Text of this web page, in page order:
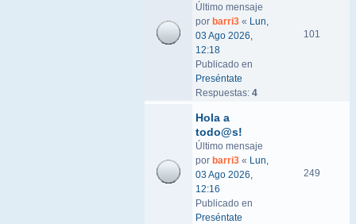
Último mensaje
por barri3 « Lun,
03 Ago 2026,
12:18
Publicado en
Preséntate
Respuestas: 4
101
Hola a
todo@s!
Último mensaje
por barri3 « Lun,
03 Ago 2026,
12:16
Publicado en
Preséntate
249